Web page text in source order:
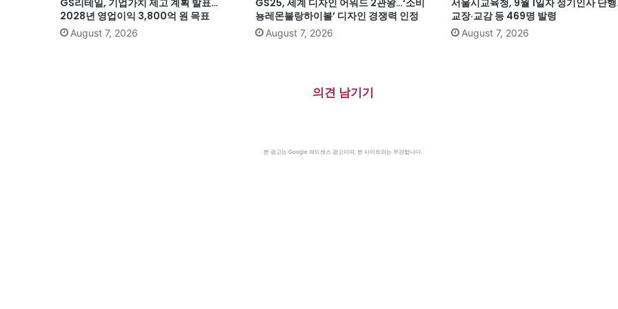
2028년 영업이익 3,800억 원 목표
August 7, 2026
뇽레몬블랑하이볼’ 디자인 경쟁력 인정
August 7, 2026
교장·교감 등 469명 발령
August 7, 2026
의견 남기기
본 광고는 Google 애드센스 광고이며, 본 사이트와는 무관합니다.